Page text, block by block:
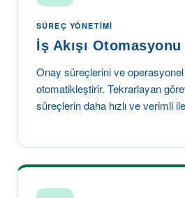
SÜREÇ YÖNETIMI
İş Akışı Otomasyonu
Onay süreçlerini ve operasyonel
otomatikleştirir. Tekrarlayan
süreçlerin daha hızlı ve verimli